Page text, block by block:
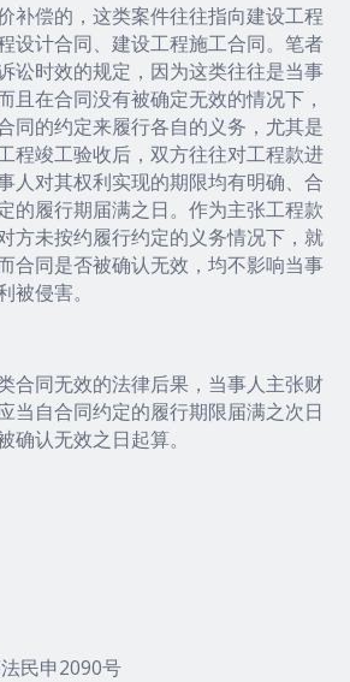
补偿的，这类案件往往指向建设工程
设计合同、建设工程施工合同。笔者
讼时效的规定，因为这类往往是当事
且在合同没有被确定无效的情况下，
同的约定来履行各自的义务，尤其是
程竣工验收后，双方往往对工程款进
人对其权利实现的期限均有明确、合
的履行期届满之日。作为主张工程款
方未按约履行约定的义务情况下，就
合同是否被确认无效，均不影响当事
被侵害。
合同无效的法律后果，当事人主张财
当自合同约定的履行期限届满之次日
确认无效之日起算。
民申2090号